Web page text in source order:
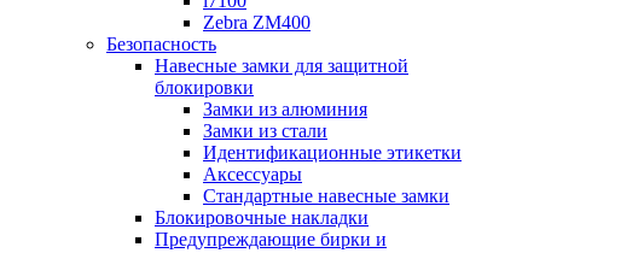
Zebra ZM400
Безопасность
Навесные замки для защитной
блокировки
Замки из алюминия
Замки из стали
Идентификационные этикетки
Аксессуары
Стандартные навесные замки
Блокировочные накладки
Предупреждающие бирки и